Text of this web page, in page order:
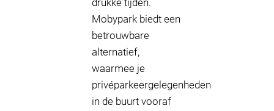
drukke tijden.
Mobypark biedt een
betrouwbare
alternatief,
waarmee je
privéparkeergelegenheden
in de buurt vooraf